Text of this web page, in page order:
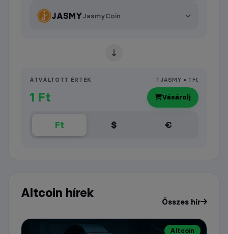
JASMYJasmyCoin
ÁTVÁLTOTT ÉRTÉK 1 JASMY = 1 Ft
1 Ft Vásárolj
Ft $ €
Altcoin hírek
Összes hír
Altcoin